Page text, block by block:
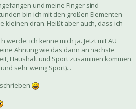
und meine Finger sind
bin ich mit den großen Elementen
kleinen dran. Heißt aber auch, dass ich
werde: ich kenne mich ja. Jetzt mit AU
Ahnung wie das dann an nächste
Haushalt und Sport zusammen kommen
sehr wenig Sport)...